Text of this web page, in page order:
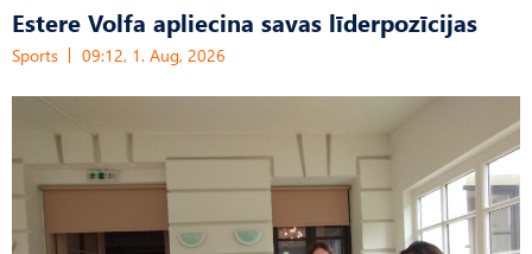
Estere Volfa apliecina savas līderpozīcijas
Sports 09:12, 1. Aug, 2026